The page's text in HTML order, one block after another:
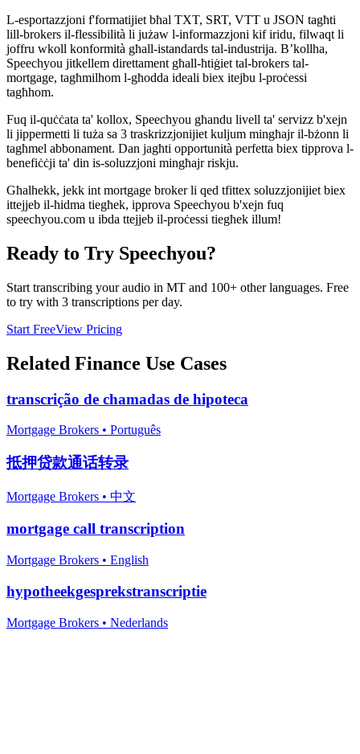
L-esportazzjoni f'formatijiet bħal TXT, SRT, VTT u JSON tagħti
lill-brokers il-flessibilità li jużaw l-informazzjoni kif iridu, filwaqt li
joffru wkoll konformità għall-istandards tal-industrija. B’kollha,
Speechyou jitkellem direttament għall-ħtiġiet tal-brokers tal-
mortgage, tagħmilhom l-għodda ideali biex itejbu l-proċessi
tagħhom.
Fuq il-quċċata ta' kollox, Speechyou għandu livell ta' servizz b'xejn
li jippermetti li tuża sa 3 traskrizzjonijiet kuljum mingħajr il-bżonn li
tagħmel abbonament. Dan jagħti opportunità perfetta biex tipprova l-
benefiċċji ta' din is-soluzzjoni mingħajr riskju.
Għalhekk, jekk int mortgage broker li qed tfittex soluzzjonijiet biex
ittejjeb il-ħidma tiegħek, ipprova Speechyou b'xejn fuq
speechyou.com u ibda ttejjeb il-proċessi tiegħek illum!
Ready to Try Speechyou?
Start transcribing your audio in MT and 100+ other languages. Free
to try with 3 transcriptions per day.
Start FreeView Pricing
Related Finance Use Cases
transcrição de chamadas de hipoteca
Mortgage Brokers • Português
抵押贷款通话转录
Mortgage Brokers • 中文
mortgage call transcription
Mortgage Brokers • English
hypotheekgesprekstranscriptie
Mortgage Brokers • Nederlands